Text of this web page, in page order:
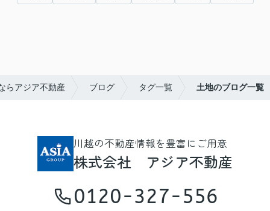
らアジア不動産 ブログ タグ一覧 土地のブログ一覧
川越の不動産情報を豊富にご用意
株式会社 アジア不動産
0120-327-556